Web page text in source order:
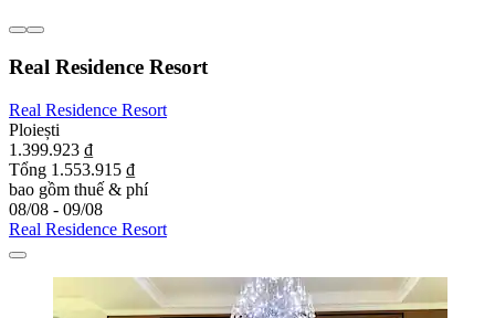
Real Residence Resort
Real Residence Resort
Ploiești
1.399.923 ₫
Tổng 1.553.915 ₫
bao gồm thuế & phí
08/08 - 09/08
Real Residence Resort